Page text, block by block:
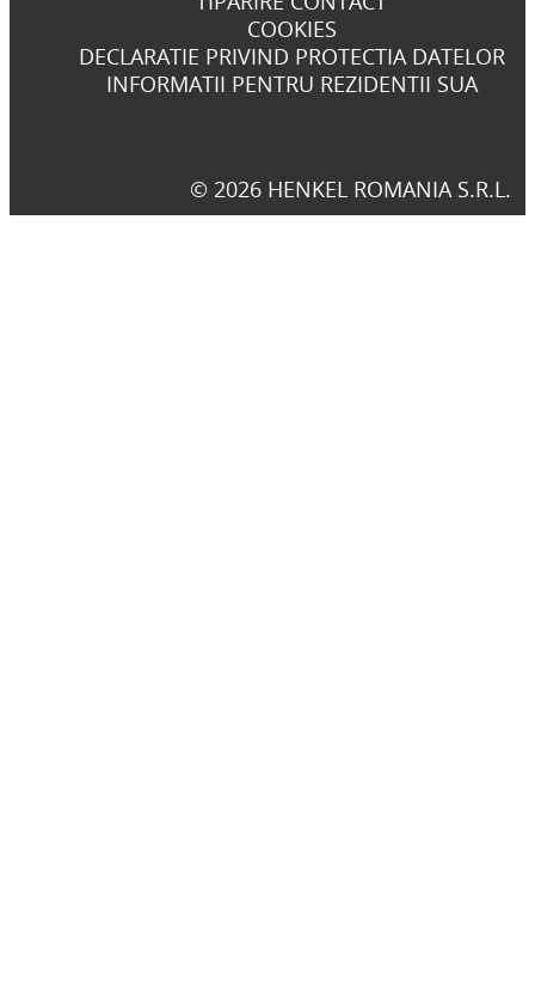
COOKIES
DECLARATIE PRIVIND PROTECTIA DATELOR
INFORMATII PENTRU REZIDENTII SUA
© 2026 HENKEL ROMANIA S.R.L.